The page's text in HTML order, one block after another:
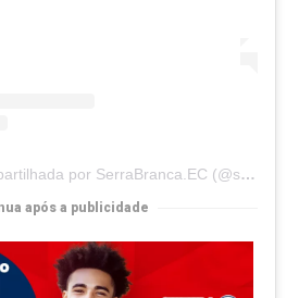
Uma publicação compartilhada por SerraBranca.EC (@serrabranca.ec)
após a publicidade